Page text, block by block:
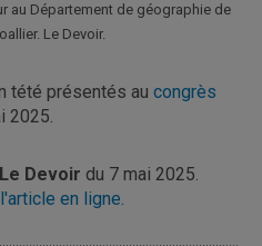
au Département de géographie de
Le Devoir.
tété présentés au congrès
2025.
Le Devoir du 7 mai 2025.
en ligne.